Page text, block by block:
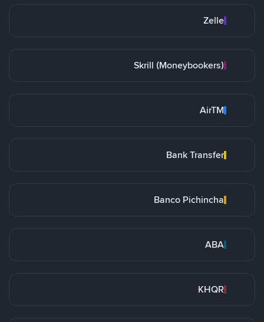
Zelle
Skrill (Moneybookers)
AirTM
Bank Transfer
Banco Pichincha
ABA
KHQR